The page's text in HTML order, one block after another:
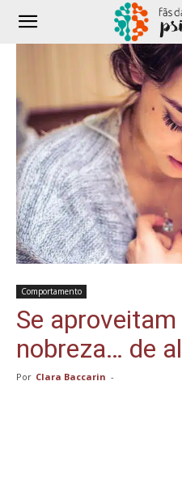
Comportamento
Se
nobreza… de
Por Clara Baccarin -